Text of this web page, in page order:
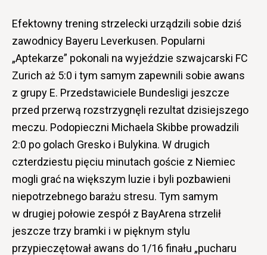
Efektowny trening strzelecki urządzili sobie dziś
zawodnicy Bayeru Leverkusen. Popularni
„Aptekarze” pokonali na wyjeździe szwajcarski FC
Zurich aż 5:0 i tym samym zapewnili sobie awans
z grupy E. Przedstawiciele Bundesligi jeszcze
przed przerwą rozstrzygnęli rezultat dzisiejszego
meczu. Podopieczni Michaela Skibbe prowadzili
2:0 po golach Gresko i Bulykina. W drugich
czterdziestu pięciu minutach goście z Niemiec
mogli grać na większym luzie i byli pozbawieni
niepotrzebnego barażu stresu. Tym samym
w drugiej połowie zespół z BayArena strzelił
jeszcze trzy bramki i w pięknym stylu
przypieczętował awans do 1/16 finału „pucharu